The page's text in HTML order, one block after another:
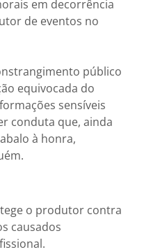
em decorrência
de eventos no
público
equivocada do
sensíveis
conduta que, ainda
à honra,
o produtor contra
causados